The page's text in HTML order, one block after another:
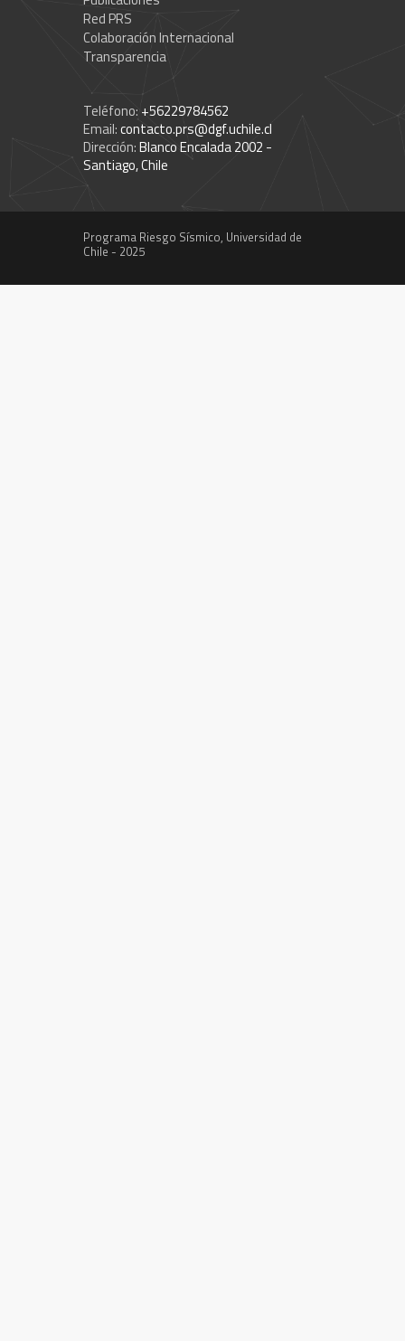
Red PRS
Colaboración Internacional
Transparencia
Teléfono: +56229784562
Email:contacto.prs@dgf.uchile.cl
Dirección:Blanco Encalada 2002 -
Santiago, Chile
Programa Riesgo Sísmico, Universidad de
Chile - 2025